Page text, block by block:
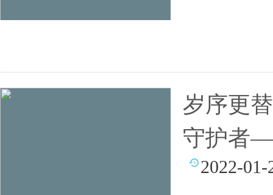
岁序更
守护者
2022-01-